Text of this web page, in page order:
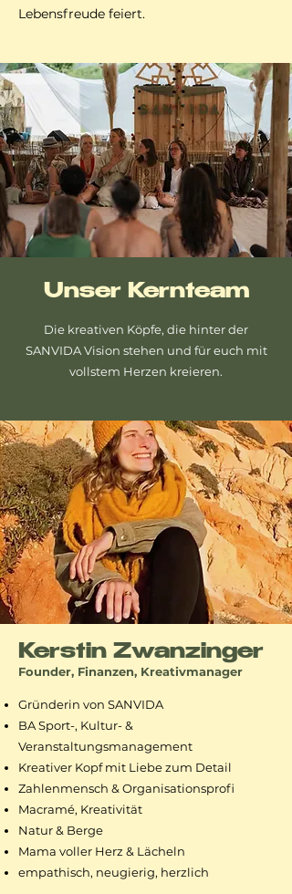
Lebensfreude feiert.
Unser Kernteam
Die kreativen Köpfe, die hinter der
SANVIDA Vision stehen und für euch mit
vollstem Herzen kreieren.
Kerstin Zwanzinger
Founder, Finanzen, Kreativmanager
Gründerin von SANVIDA
BA Sport-, Kultur- &
Veranstaltungsmanagement
Kreativer Kopf mit Liebe zum Detail
Zahlenmensch & Organisationsprofi
Macramé, Kreativität
Natur & Berge
Mama voller Herz & Lächeln
empathisch, neugierig, herzlich